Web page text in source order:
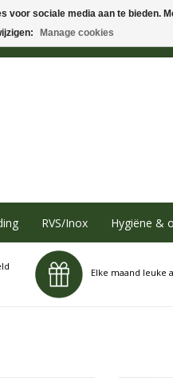
RVS/Inox Hygiëne &
Elke maand leuke
sociale media aan te bieden.
Manage cookies